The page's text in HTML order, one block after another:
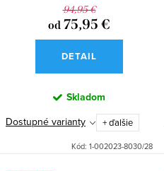
94,95 €
od 75,95 €
DETAIL
Skladom
Dostupné varianty + ďalšie
Kód: 1-002023-8030/28